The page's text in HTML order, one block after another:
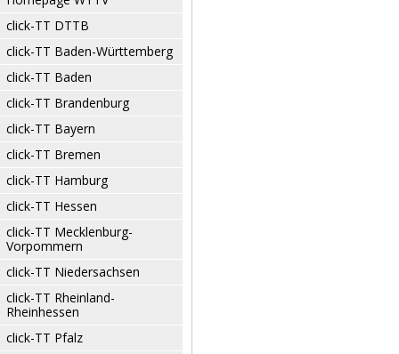
click-TT DTTB
click-TT Baden-Württemberg
click-TT Baden
click-TT Brandenburg
click-TT Bayern
click-TT Bremen
click-TT Hamburg
click-TT Hessen
click-TT Mecklenburg-
Vorpommern
click-TT Niedersachsen
click-TT Rheinland-
Rheinhessen
click-TT Pfalz